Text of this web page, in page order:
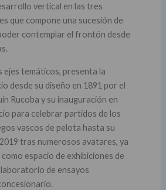
vertical en las tres
que compone una sucesión de
contemplar el frontón desde
ejes temáticos, presenta la
desde su diseño en 1891 por el
Rucoba y su inauguración en
para celebrar partidos de los
vascos de pelota hasta su
tras numerosos avatares, ya
espacio de exhibiciones de
laboratorio de ensayos